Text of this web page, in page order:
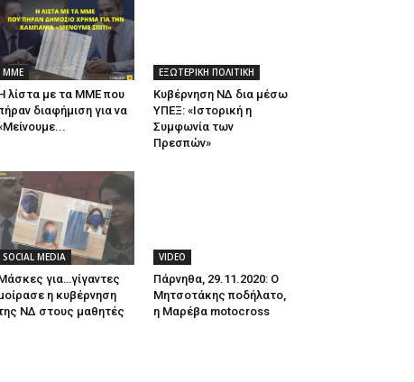
ΜΜΕ
λίστα με τα ΜΜΕ που
διαφήμιση για να
ΕΞΩΤΕΡΙΚΗ ΠΟΛΙΤΙΚΗ
Κυβέρνηση ΝΔ δια μέσω
ΥΠΕΞ: «Ιστορική η
Συμφωνία των
Πρεσπών»
SOCIAL MEDIA
για…γίγαντες
η κυβέρνηση
ΝΔ στους μαθητές
VIDEO
Πάρνηθα, 29.11.2020: Ο
Μητσοτάκης ποδήλατο,
η Μαρέβα motocross